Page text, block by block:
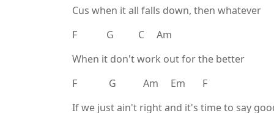
Cus when it all falls down, then whatever
F G C Am
When it don't work out for the better
F G Am Em F
If we just ain't right and it's time to say